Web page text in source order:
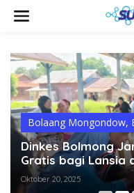
Bolaang Mongondow,
Dinkes Bolmong
Gratis bagi Lansia
di 18 Puskesmas
Oktober 20, 2025